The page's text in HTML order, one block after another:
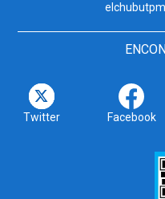
Twitter Facebook